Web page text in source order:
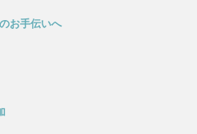
お手伝いへ